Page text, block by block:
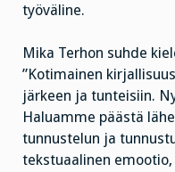
työväline.
Mika Terhon suhde
”Kotimainen
järkeen ja tunteisiin.
Haluamme päästä
tunnustelun ja
tekstuaalinen